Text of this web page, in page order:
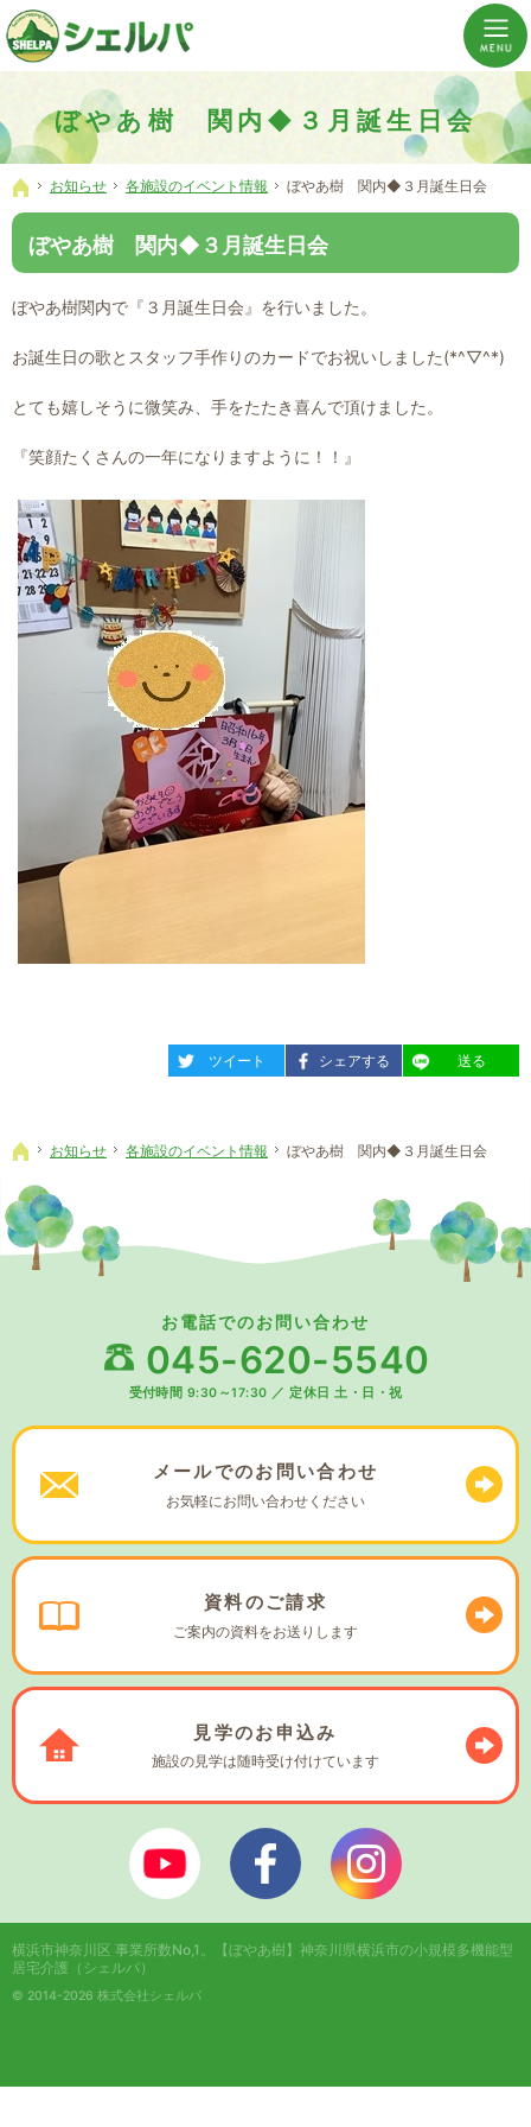
ぼやあ樹 関内◆３月誕生日会
介護の「通い・泊まり・訪問」から必要なものだけをご提供。介護のことならシェルパへ。
横浜市神奈川区 事業所数No,1の小規模多機能型居宅介護ぼやあ樹
ホーム
お知らせ 各施設のイベント情報 ぼやあ樹 関内◆３月誕生日会
ぼやあ樹 関内◆３月誕生日会
ぼやあ樹関内で『３月誕生日会』を行いました。
お誕生日の歌とスタッフ手作りのカードでお祝いしました(*^▽^*)
とても嬉しそうに微笑み、手をたたき喜んで頂けました。
『笑顔たくさんの一年になりますように！！』
entry1687
ツイート entry1687
シェアする entry1687
送る
ホーム
お知らせ 各施設のイベント情報 ぼやあ樹 関内◆３月誕生日会
お電話でのお問い合わせ
045-620-5540
受付時間 9:30～17:30 ／ 定休日 土・日・祝
メールでのお問い合わせ
お気軽にお問い合わせください
資料のご請求
ご案内の資料をお送りします
見学のお申込み
施設の見学は随時受け付けています
ぼやあ樹Youtube シェルパフェイスブック
© 2014-2026 株式会社シェルパ
横浜市神奈川区 事業所数No,1。
【ぼやあ樹】神奈川県横浜市の小規模多機能型
居宅介護（シェルパ）